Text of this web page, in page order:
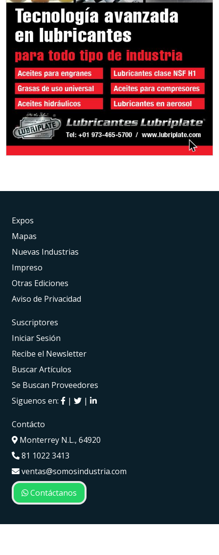
Expos
Mapas
Nuevas Industrias
Impreso
Otras Ediciones
Aviso de Privacidad
Suscriptores
Iniciar Sesión
Recibe el Newsletter
Buscar Artículos
Se Buscan Proveedores
Siguenos en:
| |
Contácto
Monterrey N.L., 64920
81 1022 3413
ventas@somosindustria.com
Contáctanos